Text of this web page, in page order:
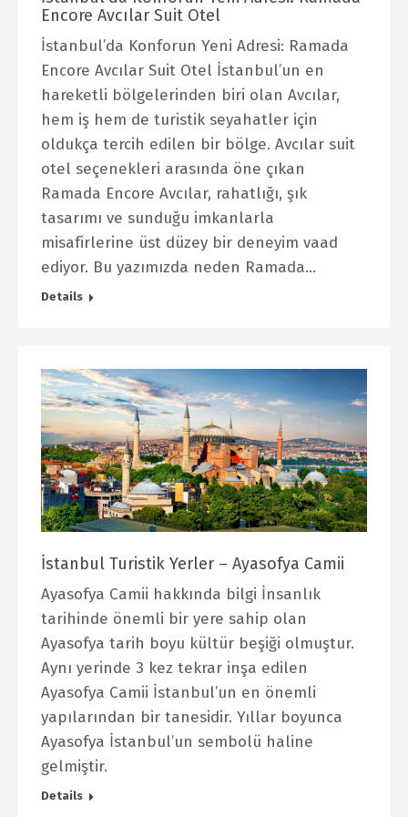
Encore Avcılar Suit Otel
İstanbul’da Konforun Yeni Adresi: Ramada
Encore Avcılar Suit Otel İstanbul’un en
hareketli bölgelerinden biri olan Avcılar,
hem iş hem de turistik seyahatler için
oldukça tercih edilen bir bölge. Avcılar suit
otel seçenekleri arasında öne çıkan
Ramada Encore Avcılar, rahatlığı, şık
tasarımı ve sunduğu imkanlarla
misafirlerine üst düzey bir deneyim vaad
ediyor. Bu yazımızda neden Ramada…
Details
İstanbul Turistik Yerler – Ayasofya Camii
Ayasofya Camii hakkında bilgi İnsanlık
tarihinde önemli bir yere sahip olan
Ayasofya tarih boyu kültür beşiği olmuştur.
Aynı yerinde 3 kez tekrar inşa edilen
Ayasofya Camii İstanbul’un en önemli
yapılarından bir tanesidir. Yıllar boyunca
Ayasofya İstanbul’un sembolü haline
gelmiştir.
Details